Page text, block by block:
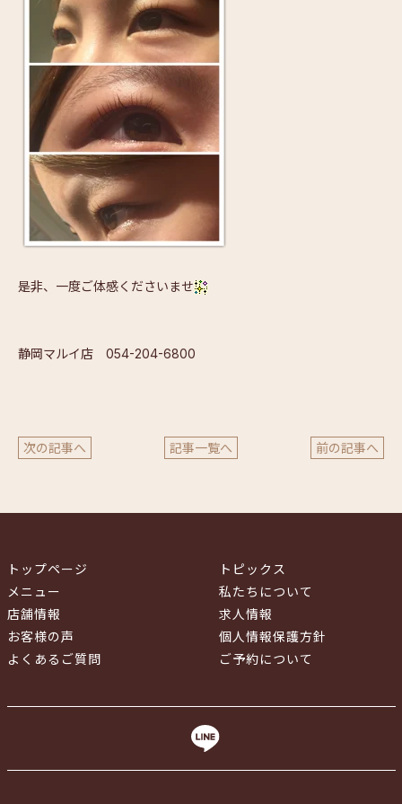
是非、一度ご体感くださいませ
静岡マルイ店 054-204-6800
次の記事へ 記事一覧へ 前の記事へ
トップページ
メニュー
店舗情報
お客様の声
よくあるご質問
トピックス
私たちについて
求人情報
個人情報保護方針
ご予約について